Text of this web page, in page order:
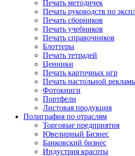
Печать методичек
Печать руководств по
Печать сборников
Печать учебников
Печать справочников
Блоттеры
Печать тетрадей
Ценники
Печать карточных игр
Печать настольной
Фотокниги
Портфели
Листовая продукция
Полиграфия по отраслям
Торговые предприятия
Ювелирный Бизнес
Банковский бизнес
Индустрия красоты